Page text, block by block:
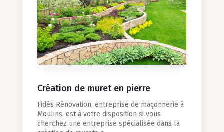
Création de muret en pierre
Fidès Rénovation, entreprise de maçonnerie à
Moulins, est à votre disposition si vous
cherchez une entreprise spécialisée dans la